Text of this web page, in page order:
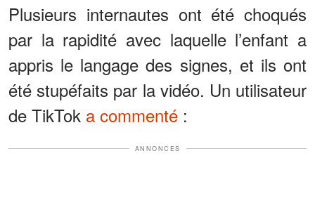
Plusieurs internautes ont été choqués
par la rapidité avec laquelle l’enfant a
appris le langage des signes, et ils ont
été stupéfaits par la vidéo. Un utilisateur
de TikTok a commenté :
ANNONCES